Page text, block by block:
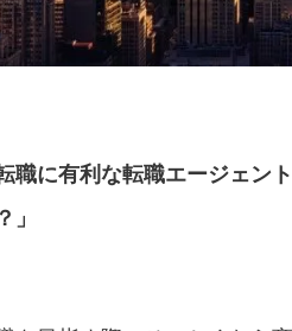
職に有利な転職エージェン
」